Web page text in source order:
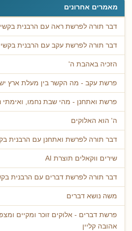
מאמרים אחרונים
דבר תורה לפרשת ראה עם הרבנית בקשי
דבר תורה לפרשת עקב עם הרבנית בקשי
הזכיה באהבת ה'
פרשת עקב - מה הקשר בין מעלת ארץ
פרשת ואתחנן - מהי שבת נחמו,
ה' הוא האלוקים
דבר תורה לפרשת ואתחנן עם הרבנית
שירים ווקאלים תוצרת AI
דבר תורה לפרשת דברים עם הרבנית
משה נושא דברים
פרשת דברים - אלוקים זוכר ומקיים
אהובה קליין